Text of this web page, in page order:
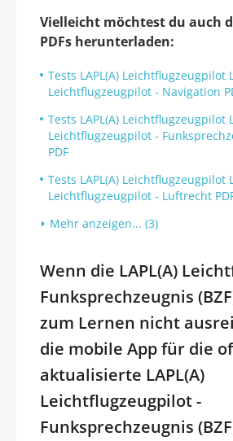
Vielleicht möchtest du auch
PDFs herunterladen:
Tests LAPL(A) Leichtflugzeugpilot
Leichtflugzeugpilot - Navigation
Tests LAPL(A) Leichtflugzeugpilot
Leichtflugzeugpilot -
PDF
Tests LAPL(A) Leichtflugzeugpilot
Leichtflugzeugpilot - Luftrecht
Mehr anzeigen... (3)
Wenn die LAPL(A)
Funksprechzeugnis
zum Lernen nicht
die mobile App für die
aktualisierte LAPL(A)
Leichtflugzeugpilot -
Funksprechzeugnis